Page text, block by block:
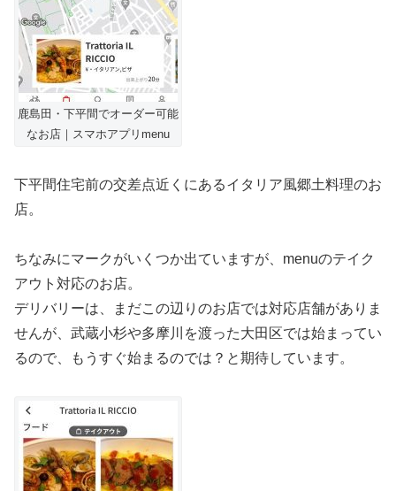
鹿島田・下平間でオーダー可能
なお店｜スマホアプリmenu
下平間住宅前の交差点近くにあるイタリア風郷土料理のお
店。
ちなみにマークがいくつか出ていますが、menuのテイク
アウト対応のお店。
デリバリーは、まだこの辺りのお店では対応店舗がありま
せんが、武蔵小杉や多摩川を渡った大田区では始まってい
るので、もうすぐ始まるのでは？と期待しています。